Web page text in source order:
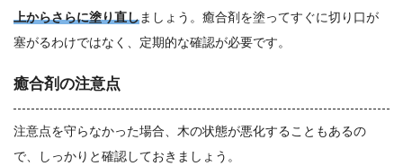
上からさらに塗り直しましょう。癒合剤を塗ってすぐに切り口が
塞がるわけではなく、定期的な確認が必要です。
癒合剤の注意点
注意点を守らなかった場合、木の状態が悪化することもあるの
で、しっかりと確認しておきましょう。